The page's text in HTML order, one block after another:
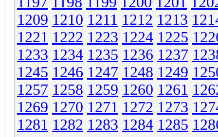
1209 1210 1211 1212 1213
1221 1222 1223 1224 1225
1233 1234 1235 1236 1237
1245 1246 1247 1248 1249
1257 1258 1259 1260 1261
1269 1270 1271 1272 1273
1281 1282 1283 1284 1285